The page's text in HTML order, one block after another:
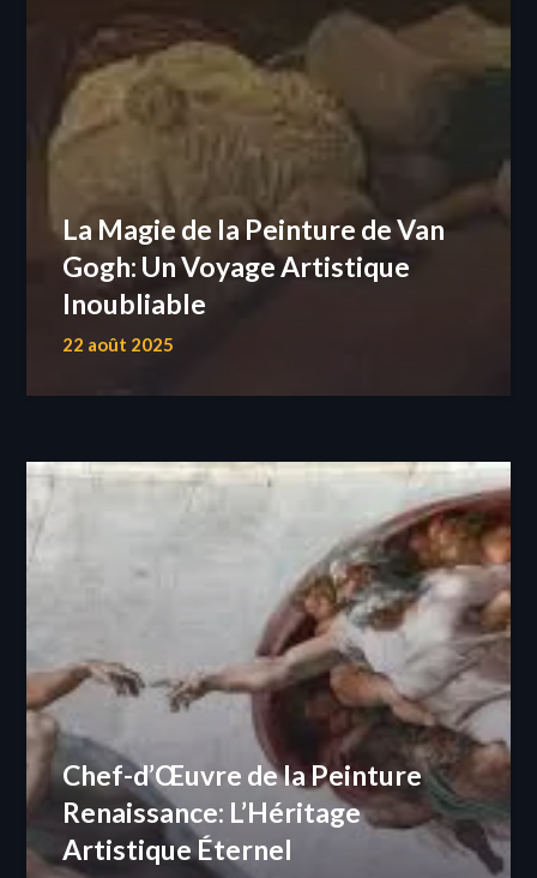
La Magie de la Peinture de Van
Gogh: Un Voyage Artistique
Inoubliable
22 août 2025
Chef-d’Œuvre de la Peinture
Renaissance: L’Héritage
Artistique Éternel